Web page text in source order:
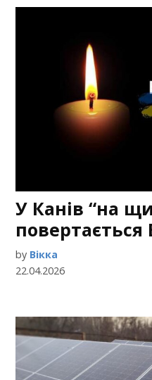
У Канів “на
повертається
by Вікка
22.04.2026